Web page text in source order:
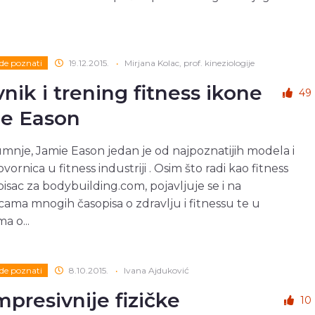
poznati 19.12.2015. • Mirjana Kolac, prof. kineziologije
i trening fitness ikone
Eason
49
Jamie Eason jedan je od najpoznatijih modela i
u fitness industriji . Osim što radi kao fitness
za bodybuilding.com, pojavljuje se i na
mnogih časopisa o zdravlju i fitnessu te u
o...
poznati 8.10.2015. • Ivana Ajduković
fizičke
10